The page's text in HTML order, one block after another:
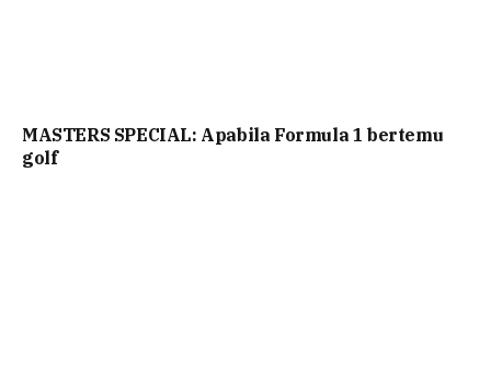
MASTERS SPECIAL: Apabila Formula 1 bertemu
golf